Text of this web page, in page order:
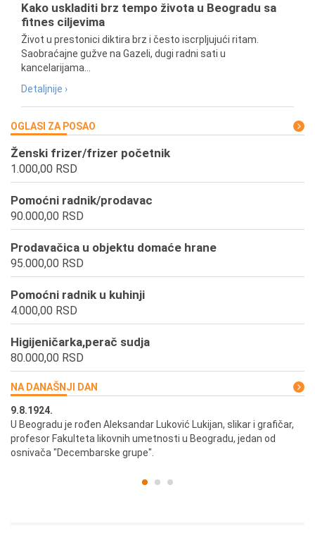
Kako uskladiti brz tempo života u Beogradu sa
fitnes ciljevima
Život u prestonici diktira brz i često iscrpljujući ritam.
Saobraćajne gužve na Gazeli, dugi radni sati u
kancelarijama...
Detaljnije ›
OGLASI ZA POSAO
Ženski frizer/frizer početnik
1.000,00 RSD
Pomoćni radnik/prodavac
90.000,00 RSD
Prodavačica u objektu domaće hrane
95.000,00 RSD
Pomoćni radnik u kuhinji
4.000,00 RSD
Higijeničarka,perač sudja
80.000,00 RSD
NA DANAŠNJI DAN
9.8.1924.
U Beogradu je rođen Aleksandar Luković Lukijan, slikar i grafičar,
profesor Fakulteta likovnih umetnosti u Beogradu, jedan od
osnivača "Decembarske grupe".